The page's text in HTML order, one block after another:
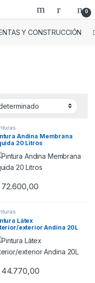
0
Y CONSTRUCCIÓN
Andina Membrana
20 Litros
72.600,00
Látex
exterior Andina 20L
44.770,00